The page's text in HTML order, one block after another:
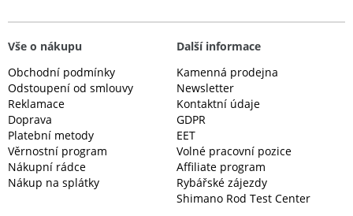
Vše o nákupu
Obchodní podmínky
Odstoupení od smlouvy
Reklamace
Doprava
Platební metody
Věrnostní program
Nákupní rádce
Nákup na splátky
Další informace
Kamenná prodejna
Newsletter
Kontaktní údaje
GDPR
EET
Volné pracovní pozice
Affiliate program
Rybářské zájezdy
Shimano Rod Test Center